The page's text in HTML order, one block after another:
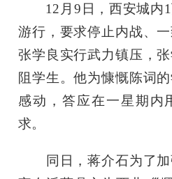
12月9日，西安城内1
游行，要求停止内战、
张学良实行武力镇压，
阻学生。他为慷慨陈词
感动，答应在一星期内
求。
同日，蒋介石为了加